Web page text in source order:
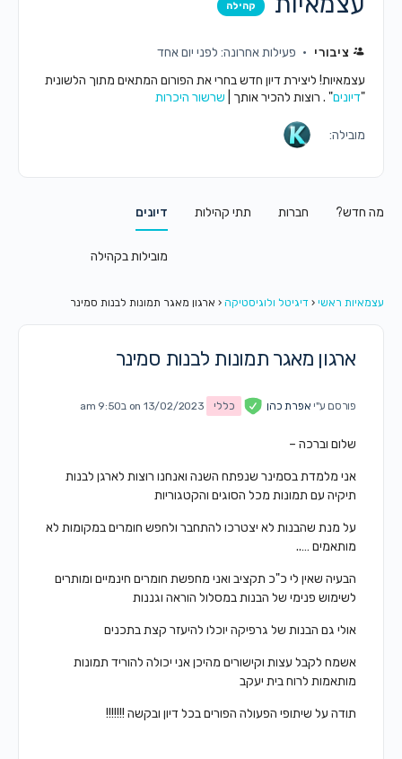
קהילה
ציבורי
פעילות אחרונה: לפני יום אחד
עצמאיות! ליצירת דיון חדש בחרי את הפורום המתאים מתוך הלשונית
דיונים" . רוצות להכיר אותך | שרשור היכרות
מובילה:
מה חדש? חברות תתי קהילות דיונים
מובילות בקהילה
עצמאיות ראשי ‹ דיגיטל ולוגיסטיקה ‹ ארגון מאגר תמונות לבנות סמינר
ארגון מאגר תמונות לבנות סמינר
פורסם ע"יאפרת כהן כללי on 13/02/2023 ב9:50 am
שלום וברכה –
אני מלמדת בסמינר שנפתח השנה ואנחנו רוצות לארגן לבנות
תיקיה עם תמונות מכל הסוגים והקטגוריות
על מנת שהבנות לא יצטרכו להתחבר ולחפש חומרים במקומות לא
מותאמים …..
הבעיה שאין לי כ"כ תקציב ואני מחפשת חומרים חינמיים ומותרים
לשימוש פנימי של הבנות במסלול הוראה וגננות
אולי גם הבנות של גרפיקה יוכלו להיעזר קצת בתכנים
אשמח לקבל עצות וקישורים מהיכן אני יכולה להוריד תמונות
מותאמות לרוח בית יעקב
תודה על שיתופי הפעולה הפורים בכל דיון ובקשה !!!!!!!